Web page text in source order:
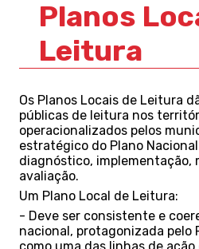
Planos
Leitura
Os Planos Locais de Leitura
públicas de leitura nos
operacionalizados pelos
estratégico do Plano
diagnóstico, implementação,
avaliação.
Um Plano Local de Leitura:
- Deve ser consistente e
nacional, protagonizada pelo